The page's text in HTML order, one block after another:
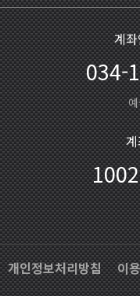
계
034-
개인정보처리방침 이